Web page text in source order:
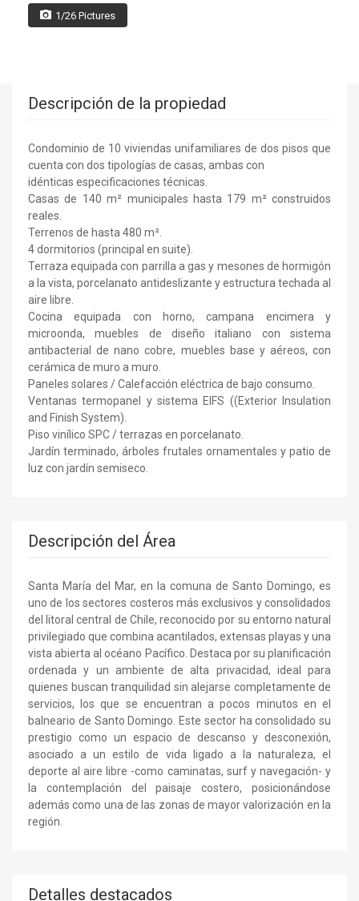
1/26 Pictures
Descripción de la propiedad
Condominio de 10 viviendas unifamiliares de dos pisos que
cuenta con dos tipologías de casas, ambas con
idénticas especificaciones técnicas.
Casas de 140 m² municipales hasta 179 m² construidos
reales.
Terrenos de hasta 480 m².
4 dormitorios (principal en suite).
Terraza equipada con parrilla a gas y mesones de hormigón
a la vista, porcelanato antideslizante y estructura techada al
aire libre.
Cocina equipada con horno, campana encimera y
microonda, muebles de diseño italiano con sistema
antibacterial de nano cobre, muebles base y aéreos, con
cerámica de muro a muro.
Paneles solares / Calefacción eléctrica de bajo consumo.
Ventanas termopanel y sistema EIFS ((Exterior Insulation
and Finish System).
Piso vinílico SPC / terrazas en porcelanato.
Jardín terminado, árboles frutales ornamentales y patio de
luz con jardín semiseco.
Descripción del Área
Santa María del Mar, en la comuna de Santo Domingo, es
uno de los sectores costeros más exclusivos y consolidados
del litoral central de Chile, reconocido por su entorno natural
privilegiado que combina acantilados, extensas playas y una
vista abierta al océano Pacífico. Destaca por su planificación
ordenada y un ambiente de alta privacidad, ideal para
quienes buscan tranquilidad sin alejarse completamente de
servicios, los que se encuentran a pocos minutos en el
balneario de Santo Domingo. Este sector ha consolidado su
prestigio como un espacio de descanso y desconexión,
asociado a un estilo de vida ligado a la naturaleza, el
deporte al aire libre -como caminatas, surf y navegación- y
la contemplación del paisaje costero, posicionándose
además como una de las zonas de mayor valorización en la
región.
Detalles destacados